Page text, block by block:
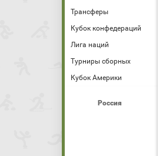
Трансферы
Кубок конфедераций
Лига наций
Турниры сборных
Кубок Америки
Россия